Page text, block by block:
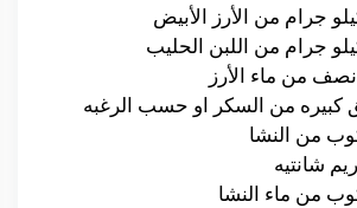
جرام من الأرز الأبيض
جرام من اللبن الحليب
من ماء الأرز
من النشا
شانتيه
من ماء النشا